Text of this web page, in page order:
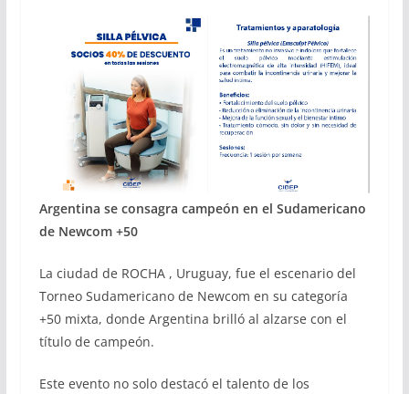
Argentina se consagra campeón en el Sudamericano
de Newcom +50
La ciudad de ROCHA , Uruguay, fue el escenario del
Torneo Sudamericano de Newcom en su categoría
+50 mixta, donde Argentina brilló al alzarse con el
título de campeón.
Este evento no solo destacó el talento de los